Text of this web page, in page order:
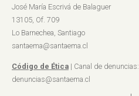
José María Escrivá de Balaguer
13105, Of. 709
Lo Barnechea, Santiago
santaema@santaema.cl
Código de Ética | Canal de denuncias:
denuncias@santaema.cl